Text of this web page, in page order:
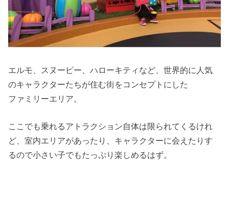
エルモ、スヌーピー、ハローキティなど、世界的に人気
のキャラクターたちが住む街をコンセプトにした
ファミリーエリア。
ここでも乗れるアトラクション自体は限られてくるけれ
ど、室内エリアがあったり、キャラクターに会えたりす
るので小さい子でもたっぷり楽しめるはず。